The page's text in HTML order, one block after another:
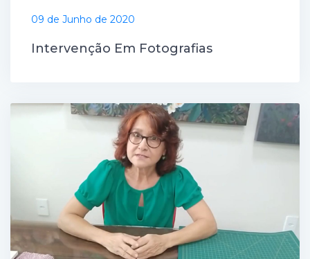
09 de Junho de 2020
Intervenção Em Fotografias